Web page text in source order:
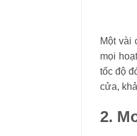
Một vài
mọi
tốc độ
cửa,
2.